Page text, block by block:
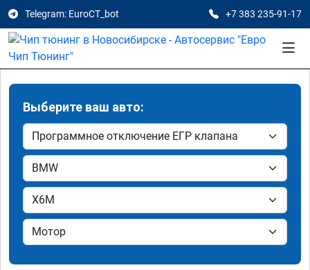
Telegram: EuroCT_bot +7 383 235-91-17
Выберите ваш авто: